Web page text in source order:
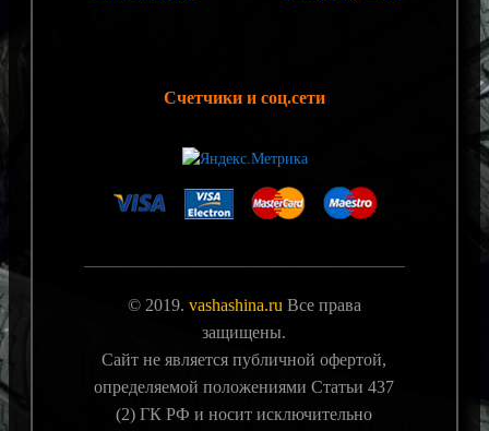
Счетчики и соц.сети
© 2019. vashashina.ru Все права
защищены.
Сайт не является публичной офертой,
определяемой положениями Статьи 437
(2) ГК РФ и носит исключительно